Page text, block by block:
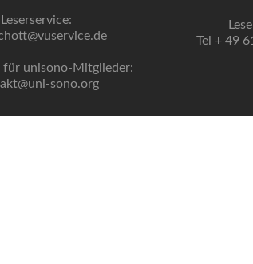
Leserservice:
für unisono-Mitglieder:
sono.org
Tel + 49